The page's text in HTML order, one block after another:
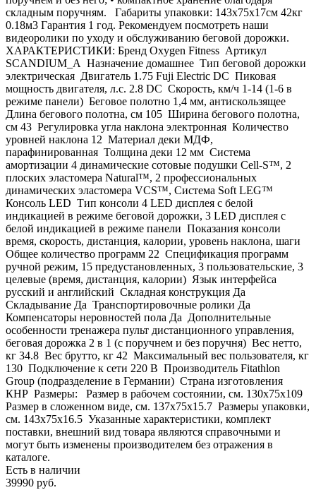
складным поручням. Габариты упаковки: 143х75х17см 42кг
0.18м3 Гарантия 1 год. Рекомендуем посмотреть наши
видеоролики по уходу и обслуживанию беговой дорожки.
ХАРАКТЕРИСТИКИ: Бренд Oxygen Fitness Артикул
SCANDIUM_A Назначение домашнее Тип беговой дорожки
электрическая Двигатель 1.75 Fuji Electric DC Пиковая
мощность двигателя, л.с. 2.8 DC Скорость, км/ч 1-14 (1-6 в
режиме панели) Беговое полотно 1,4 мм, антискользящее
Длина бегового полотна, см 105 Ширина бегового полотна,
см 43 Регулировка угла наклона электронная Количество
уровней наклона 12 Материал деки МДФ,
парафинированная Толщина деки 12 мм Система
амортизации 4 динамические сотовые подушки Cell-S™, 2
плоских эластомера Natural™, 2 профессиональных
динамических эластомера VCS™, Система Soft LEG™
Консоль LED Тип консоли 4 LED дисплея с белой
индикацией в режиме беговой дорожки, 3 LED дисплея с
белой индикацией в режиме панели Показания консоли
время, скорость, дистанция, калории, уровень наклона, шаги
Общее количество программ 22 Спецификация программ
ручной режим, 15 предустановленных, 3 пользовательские, 3
целевые (время, дистанция, калории) Язык интерфейса
русский и английский Складная конструкция Да
Складывание Да Транспортировочные ролики Да
Компенсаторы неровностей пола Да Дополнительные
особенности тренажера пульт дистанционного управления,
беговая дорожка 2 в 1 (с поручнем и без поручня) Вес нетто,
кг 34.8 Вес брутто, кг 42 Максимальный вес пользователя, кг
130 Подключение к сети 220 В Производитель Fitathlon
Group (подразделение в Германии) Страна изготовления
КНР Размеры: Размер в рабочем состоянии, см. 130х75x109
Размер в сложенном виде, см. 137х75x15.7 Размеры упаковки,
см. 143х75x16.5 Указанные характеристики, комплект
поставки, внешний вид товара являются справочными и
могут быть изменены производителем без отражения в
каталоге.
Есть в наличии
39990 руб.